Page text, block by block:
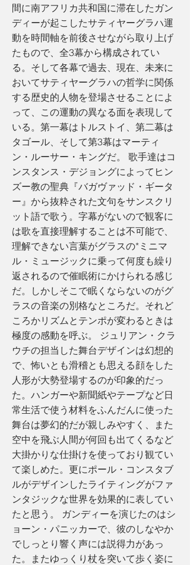
間に南アフリカ共和国に滞在したガン
ディーが起こしたサティヤーグラハ運
動を時間軸を前後させながら取り上げ
たもので、全3幕から構成されてい
る。そして各幕で過去、現在、未来に
おいてサティヤーグラハの哲学に関係
する歴史的人物を登場させることによ
って、この運動の異なる面を表現して
いる。第一幕はトルストイ、第二幕は
タゴール、そして第3幕はマーティ
ン・ルーサー・キングだ。 歌手達はコ
ンスタンス・デジョングによってヒン
ズー教の聖典『バガヴァッド・ギータ
ー』から抜粋された文句をサンスクリ
ット語で歌う。字幕がないので観客に
は歌を直接理解することは不可能で、
理解できない言葉がグラスの*ミニマ
ル・ミュージックに乗って何度も繰り
返されるので催眠術にかけられる感じ
だ。しかしそこで眠くならないのがグ
ラスの音楽の別格なところだ。それど
ころかリズムとテンポが変わるときは
極度の感動を呼ぶ。 ジュリアン・クラ
ウチの担当した舞台デザインは幻想的
で、怖いとも滑稽とも思える顔をした
人形が大勢登場するのが印象的だっ
た。ハンガーや新聞紙やテープなど日
常生活で使う材料をふんだんに使った
舞台は夢幻的だが親しみやすく、また
空中を飛ぶ人間が何回も出てくるなど
大掛かりな仕掛けを使っており観てい
て楽しめた。更にポール・コンスタブ
ルがデザインしたライティングがファ
ンタジックな世界を効果的に表してい
たと思う。 ガンディーを演じたのはシ
ョーン・パニッカーで、彼のしなやか
でしっとり響く声には説得力があっ
た。またゆっくり杖を突いて歩く姿に